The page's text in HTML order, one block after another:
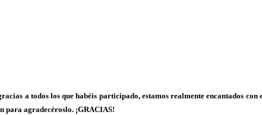
a todos los que habéis participado, estamos realmente encantados
para agradecéroslo. ¡GRACIAS!